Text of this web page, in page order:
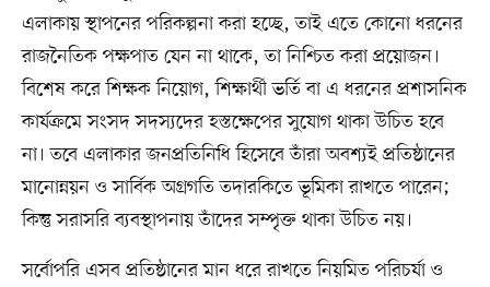
এলাকায় স্থাপনের পরিকল্পনা করা হচ্ছে, তাই এতে কোনো ধরনের
রাজনৈতিক পক্ষপাত যেন না থাকে, তা নিশ্চিত করা প্রয়োজন।
বিশেষ করে শিক্ষক নিয়োগ, শিক্ষার্থী ভর্তি বা এ ধরনের প্রশাসনিক
কার্যক্রমে সংসদ সদস্যদের হস্তক্ষেপের সুযোগ থাকা উচিত হবে
না। তবে এলাকার জনপ্রতিনিধি হিসেবে তাঁরা অবশ্যই প্রতিষ্ঠানের
মানোন্নয়ন ও সার্বিক অগ্রগতি তদারকিতে ভূমিকা রাখতে পারেন;
কিন্তু সরাসরি ব্যবস্থাপনায় তাঁদের সম্পৃক্ত থাকা উচিত নয়।
সর্বোপরি এসব প্রতিষ্ঠানের মান ধরে রাখতে নিয়মিত পরিচর্যা ও